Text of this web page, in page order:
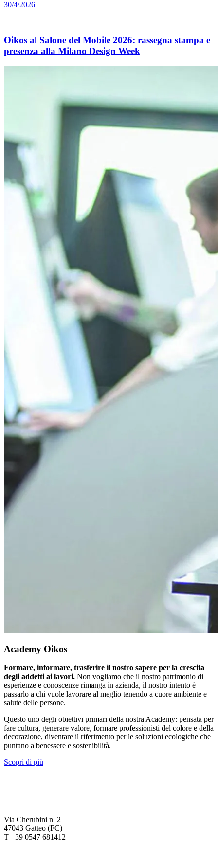
30/4/2026
Oikos al Salone del Mobile 2026: rassegna stampa e
presenza alla Milano Design Week
Academy Oikos
Formare, informare, trasferire il nostro sapere per la crescita
degli addetti ai lavori. Non vogliamo che il nostro patrimonio di
esperienze e conoscenze rimanga in azienda, il nostro intento è
passarlo a chi vuole lavorare al meglio tenendo a cuore ambiente e
salute delle persone.
Questo uno degli obiettivi primari della nostra Academy: pensata per
fare cultura, generare valore, formare professionisti del colore e della
decorazione, diventare il riferimento per le soluzioni ecologiche che
puntano a benessere e sostenibilità.
Scopri di più
Via Cherubini n. 2
47043 Gatteo (FC)
T +39 0547 681412